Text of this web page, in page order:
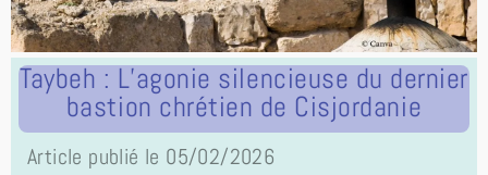
Taybeh : L’agonie silencieuse du dernier
bastion chrétien de Cisjordanie
Article publié le 05/02/2026